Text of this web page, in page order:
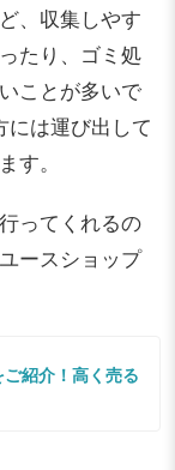
、収集しやす
たり、ゴミ処
ことが多いで
は運び出して
す。
ってくれるの
ースショップ
紹介！高く売る